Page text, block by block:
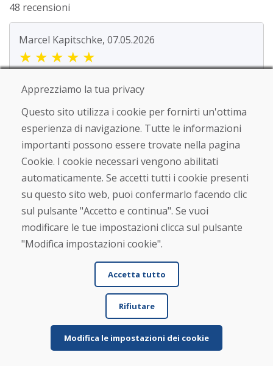
48 recensioni
Marcel Kapitschke, 07.05.2026
★ ★ ★ ★ ★
presentano quasi nessun segno di usura.
A.Greiner, 09.03.2026
★ ★★★ ★
Gli sci usati sono arrivati ben imballati entro 5
giorni. Li ho ordinati durante il fine settimana. ...
Per saperne di più ...
Apprezziamo la tua privacy
Questo sito utilizza i cookie per fornirti un'ottima
esperienza di navigazione. Tutte le informazioni
importanti possono essere trovate nella pagina
Cookie. I cookie necessari vengono abilitati
automaticamente. Se accetti tutti i cookie presenti
su questo sito web, puoi confermarlo facendo clic
sul pulsante "Accetto e continua". Se vuoi
modificare le tue impostazioni clicca sul pulsante
"Modifica impostazioni cookie".
Accetta tutto
Rifiutare
Modifica le impostazioni dei cookie